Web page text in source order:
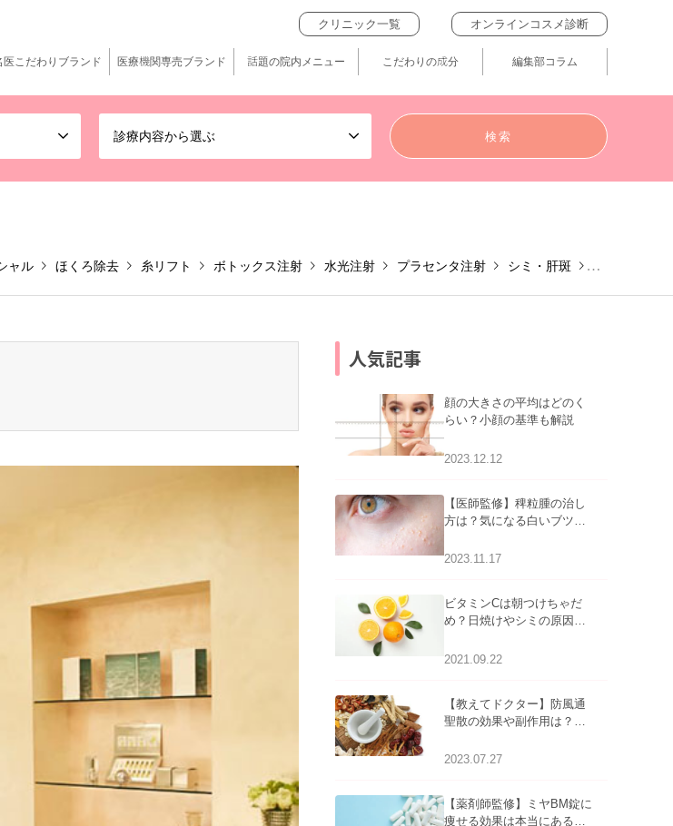
診療内容から選ぶ
クリニック一覧 オンラインコスメ診断
医こだわりブランド 医療機関専売ブランド 話題の院内メニュー こだわりの成分 編集部コラム
ャル ほくろ除去 糸リフト ボトックス注射 水光注射 プラセンタ注射 シミ・肝斑 ヒアルロン酸
人気記事
顔の大きさの平均はどのく
らい？小顔の基準も解説
2023.12.12
【医師監修】稗粒腫の治し
方は？気になる白いブツブ
アについて
2023.11.17
ビタミンCは朝つけちゃだ
め？日焼けやシミの原因に
2021.09.22
【教えてドクター】防風通
聖散の効果や副作用は？長
2023.07.27
【薬剤師監修】ミヤBM錠に
痩せる効果は本当にある